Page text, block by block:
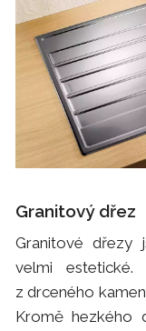
Granitový dřez
Granitové dřezy
velmi estetické.
z drceného
Kromě hezkého